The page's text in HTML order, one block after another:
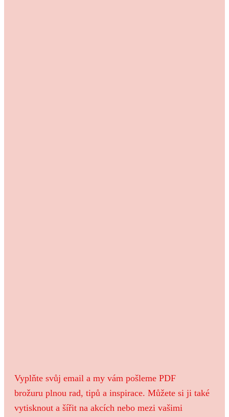
Vyplňte svůj email a my vám pošleme PDF
brožuru plnou rad, tipů a inspirace. Můžete si ji také
vytisknout a šířit na akcích nebo mezi vašimi